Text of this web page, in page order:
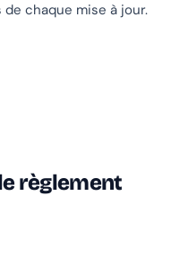
chaque mise à jour.
règlement